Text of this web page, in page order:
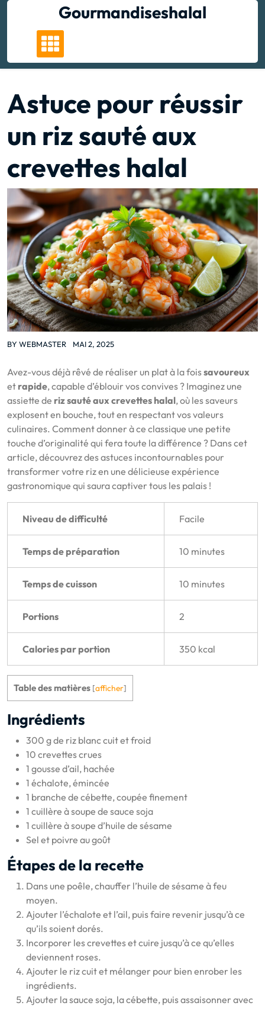
Gourmandiseshalal
Astuce pour réussir
un riz sauté aux
crevettes halal
BY WEBMASTER MAI 2, 2025
Avez-vous déjà rêvé de réaliser un plat à la foissavoureux
et rapide, capable d’éblouir vos convives ? Imaginez une
assiette de riz sauté aux crevettes halal, où les saveurs
explosent en bouche, tout en respectant vos valeurs
culinaires. Comment donner à ce classique une petite
touche d’originalité qui fera toute la différence ? Dans cet
article, découvrez des astuces incontournables pour
transformer votre riz en une délicieuse expérience
gastronomique qui saura captiver tous les palais !
Niveau de difficulté Facile
Temps de préparation 10 minutes
Temps de cuisson 10 minutes
Portions 2
Calories par portion 350 kcal
Table des matières [afficher]
Ingrédients
300 g de riz blanc cuit et froid
10 crevettes crues
1 gousse d’ail, hachée
1 échalote, émincée
1 branche de cébette, coupée finement
1 cuillère à soupe de sauce soja
1 cuillère à soupe d’huile de sésame
Sel et poivre au goût
Étapes de la recette
Dans une poêle, chauffer l’huile de sésame à feu
moyen.
Ajouter l’échalote et l’ail, puis faire revenir jusqu’à ce
qu’ils soient dorés.
Incorporer les crevettes et cuire jusqu’à ce qu’elles
deviennent roses.
Ajouter le riz cuit et mélanger pour bien enrober les
ingrédients.
Ajouter la sauce soja, la cébette, puis assaisonner avec